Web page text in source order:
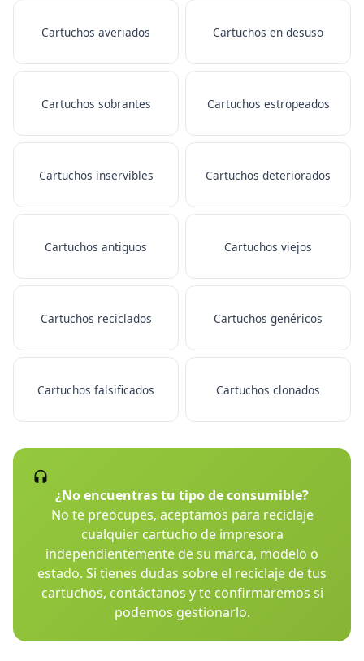
Cartuchos averiados Cartuchos en desuso
Cartuchos sobrantes Cartuchos estropeados
Cartuchos inservibles Cartuchos deteriorados
Cartuchos antiguos Cartuchos viejos
Cartuchos reciclados Cartuchos genéricos
Cartuchos falsificados Cartuchos clonados
¿No encuentras tu tipo de consumible?
No te preocupes, aceptamos para reciclaje
cualquier cartucho de impresora
independientemente de su marca, modelo o
estado. Si tienes dudas sobre el reciclaje de tus
cartuchos, contáctanos y te confirmaremos si
podemos gestionarlo.